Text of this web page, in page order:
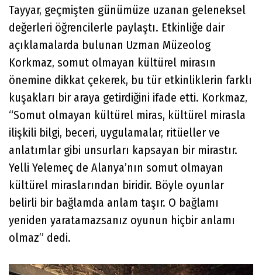
Tayyar, geçmişten günümüze uzanan geleneksel
değerleri öğrencilerle paylaştı. Etkinliğe dair
açıklamalarda bulunan Uzman Müzeolog
Korkmaz, somut olmayan kültürel mirasın
önemine dikkat çekerek, bu tür etkinliklerin farklı
kuşakları bir araya getirdiğini ifade etti. Korkmaz,
“Somut olmayan kültürel miras, kültürel mirasla
ilişkili bilgi, beceri, uygulamalar, ritüeller ve
anlatımlar gibi unsurları kapsayan bir mirastır.
Yelli Yelemeç de Alanya’nın somut olmayan
kültürel miraslarından biridir. Böyle oyunlar
belirli bir bağlamda anlam taşır. O bağlamı
yeniden yaratamazsanız oyunun hiçbir anlamı
olmaz” dedi.